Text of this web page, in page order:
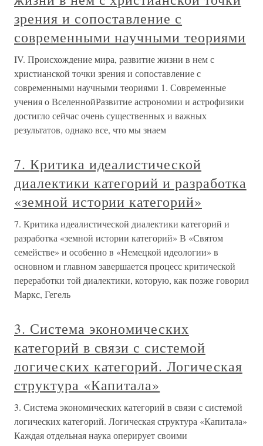
зрения и сопоставление с
современными научными теориями
IV. Происхождение мира, развитие жизни в нем с
христианской точки зрения и сопоставление с
современными научными теориями 1. Современные
учения о ВселеннойРазвитие астрономии и астрофизики
достигло сейчас очень существенных и важных
результатов, однако все, что мы знаем
7. Критика идеалистической
диалектики категорий и разработка
«земной истории категорий»
7. Критика идеалистической диалектики категорий и
разработка «земной истории категорий» В «Святом
семействе» и особенно в «Немецкой идеологии» в
основном и главном завершается процесс критической
переработки той диалектики, которую, как позже говорил
Маркс, Гегель
3. Система экономических
категорий в связи с системой
логических категорий. Логическая
структура «Капитала»
3. Система экономических категорий в связи с системой
логических категорий. Логическая структура «Капитала»
Каждая отдельная наука оперирует своими